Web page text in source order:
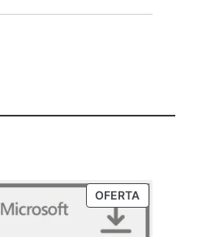
OFERTA
EM